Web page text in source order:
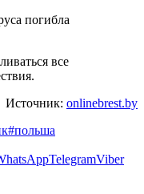
все
Источник: onlinebrest.by
#польша
TelegramViber